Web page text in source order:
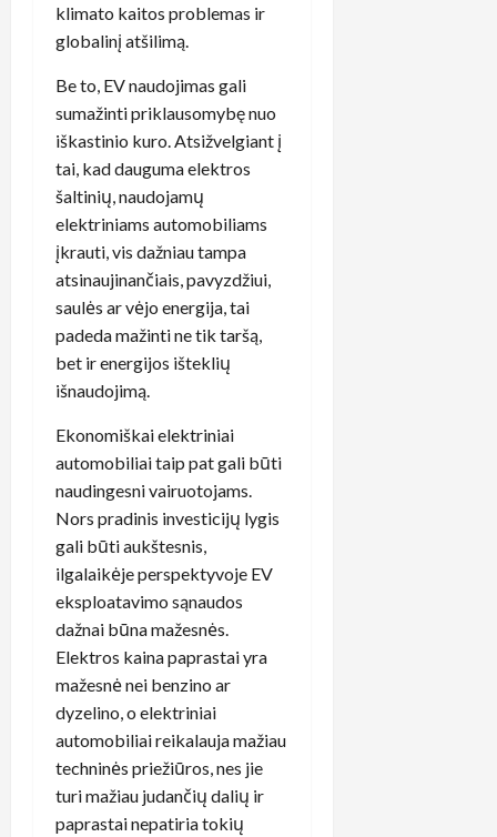
klimato kaitos problemas ir
globalinį atšilimą.
Be to, EV naudojimas gali
sumažinti priklausomybę nuo
iškastinio kuro. Atsižvelgiant į
tai, kad dauguma elektros
šaltinių, naudojamų
elektriniams automobiliams
įkrauti, vis dažniau tampa
atsinaujinančiais, pavyzdžiui,
saulės ar vėjo energija, tai
padeda mažinti ne tik taršą,
bet ir energijos išteklių
išnaudojimą.
Ekonomiškai elektriniai
automobiliai taip pat gali būti
naudingesni vairuotojams.
Nors pradinis investicijų lygis
gali būti aukštesnis,
ilgalaikėje perspektyvoje EV
eksploatavimo sąnaudos
dažnai būna mažesnės.
Elektros kaina paprastai yra
mažesnė nei benzino ar
dyzelino, o elektriniai
automobiliai reikalauja mažiau
techninės priežiūros, nes jie
turi mažiau judančių dalių ir
paprastai nepatiria tokių